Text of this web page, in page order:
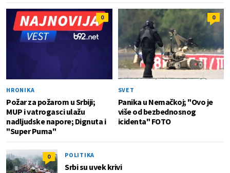
0
HRONIKA
Požar za požarom u Srbiji;
MUP i vatrogasci ulažu
nadljudske napore; Dignuta i
"Super Puma"
0
SVET
Panika u Nemačkoj; "Ovo je
više od bezbednosnog
icidenta" FOTO
0 POLITIKA
Srbi su uvek krivi